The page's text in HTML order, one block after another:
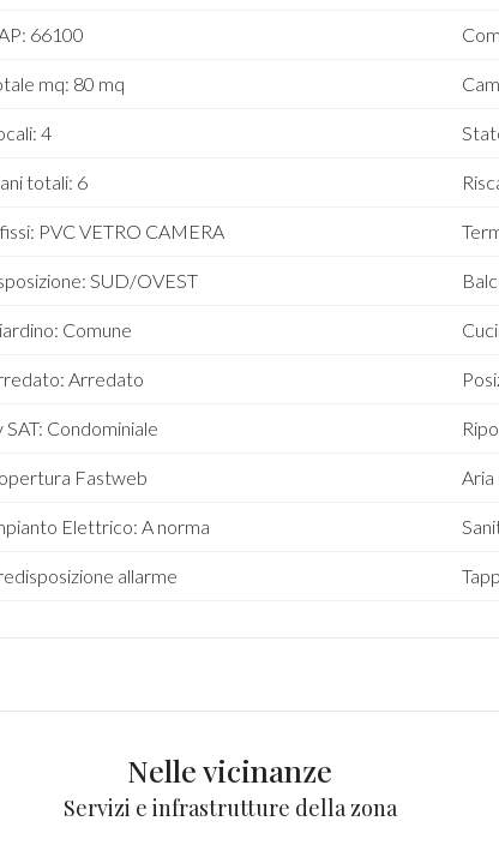
66100
mq: 80 mq
4
totali: 6
PVC VETRO CAMERA
SUD/OVEST
Comune
Arredato
SAT: Condominiale
Fastweb Aria
Elettrico: A norma
allarme
Nelle vicinanze
Servizi e infrastrutture della zona